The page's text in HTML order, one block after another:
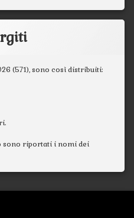
(571), sono così distribuiti:
sono riportati i nomi dei